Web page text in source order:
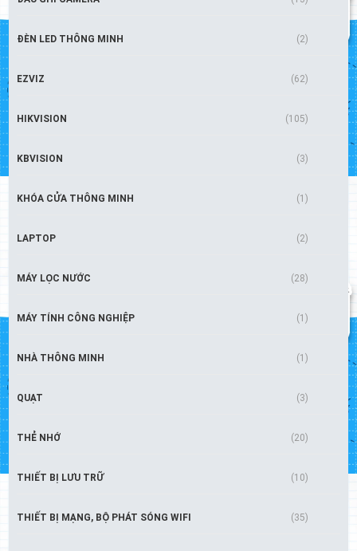
ĐÈN LED THÔNG MINH (2)
EZVIZ (62)
HIKVISION (105)
KBVISION (3)
KHÓA CỬA THÔNG MINH (1)
LAPTOP (2)
MÁY LỌC NƯỚC (28)
MÁY TÍNH CÔNG NGHIỆP (1)
NHÀ THÔNG MINH (1)
QUẠT (3)
THẺ NHỚ (20)
THIẾT BỊ LƯU TRỮ (10)
THIẾT BỊ MẠNG, BỘ PHÁT SÓNG WIFI (35)